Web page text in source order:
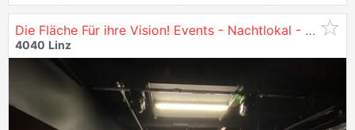
Die Fläche Für ihre Vision! Events - Nachtlokal - Gastronomie - Club - zu Mieten in
4040 Linz